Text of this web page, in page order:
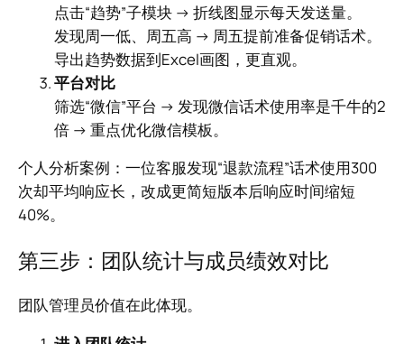
点击“趋势”子模块 → 折线图显示每天发送量。
发现周一低、周五高 → 周五提前准备促销话术。
导出趋势数据到Excel画图，更直观。
平台对比
筛选“微信”平台 → 发现微信话术使用率是千牛的2
倍 → 重点优化微信模板。
个人分析案例：一位客服发现“退款流程”话术使用300
次却平均响应长，改成更简短版本后响应时间缩短
40%。
第三步：团队统计与成员绩效对比
团队管理员价值在此体现。